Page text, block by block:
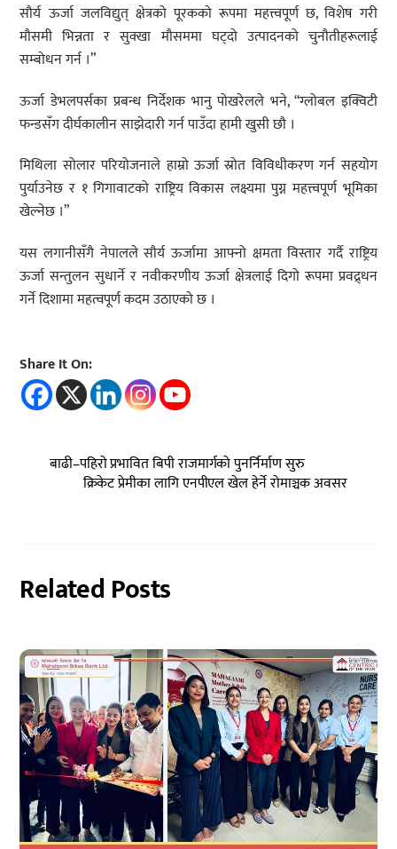
सौर्य ऊर्जा जलविद्युत् क्षेत्रको पूरकको रूपमा महत्त्वपूर्ण छ, विशेष गरी
मौसमी भिन्नता र सुक्खा मौसममा घट्दो उत्पादनको चुनौतीहरूलाई
सम्बोधन गर्न ।”
ऊर्जा डेभलपर्सका प्रबन्ध निर्देशक भानु पोखरेलले भने, “ग्लोबल इक्विटी
फन्डसँग दीर्घकालीन साझेदारी गर्न पाउँदा हामी खुसी छौ ।
मिथिला सोलार परियोजनाले हाम्रो ऊर्जा स्रोत विविधीकरण गर्न सहयोग
पुर्याउनेछ र १ गिगावाटको राष्ट्रिय विकास लक्ष्यमा पुग्न महत्त्वपूर्ण भूमिका
खेल्नेछ ।”
यस लगानीसँगै नेपालले सौर्य ऊर्जामा आफ्नो क्षमता विस्तार गर्दै राष्ट्रिय
ऊर्जा सन्तुलन सुधार्ने र नवीकरणीय ऊर्जा क्षेत्रलाई दिगो रूपमा प्रवद्र्धन
गर्ने दिशामा महत्वपूर्ण कदम उठाएको छ ।
Share It On:
बाढी–पहिरो प्रभावित बिपी राजमार्गको पुनर्निर्माण सुरु
क्रिकेट प्रेमीका लागि एनपीएल खेल हेर्ने रोमाञ्चक अवसर
Related Posts